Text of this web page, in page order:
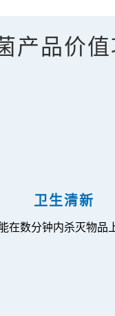
产品价值
卫生清新
在数分钟内杀灭物品